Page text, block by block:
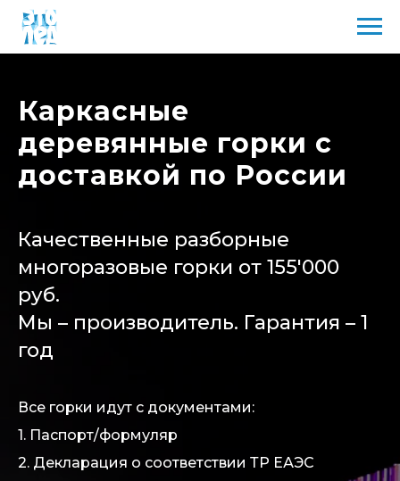
Каркасные
деревянные горки с
доставкой по России
Качественные разборные
многоразовые горки от 155'000
руб.
Мы – производитель. Гарантия – 1
год
Все горки идут с документами:
1. Паспорт/формуляр
2. Декларация о соответствии ТР ЕАЭС